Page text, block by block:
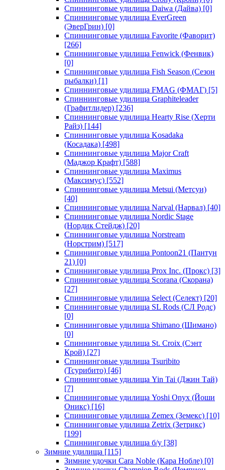
Спиннинговые удилища Daiwa (Дайва) [0]
Спиннинговые удилища EverGreen
(ЭверГрин) [0]
Спиннинговые удилища Favorite (Фаворит)
[266]
Спиннинговые удилища Fenwick (Фенвик)
[0]
Спиннинговые удилища Fish Season (Сезон
рыбалки) [1]
Спиннинговые удилища FMAG (ФМАГ) [5]
Спиннинговые удилища Graphiteleader
(Графитлидер) [236]
Спиннинговые удилища Hearty Rise (Херти
Райз) [144]
Спиннинговые удилища Kosadaka
(Косадака) [498]
Спиннинговые удилища Major Craft
(Маджор Крафт) [588]
Спиннинговые удилища Maximus
(Максимус) [552]
Спиннинговые удилища Metsui (Метсуи)
[40]
Спиннинговые удилища Narval (Нарвал) [40]
Спиннинговые удилища Nordic Stage
(Нордик Стейдж) [20]
Спиннинговые удилища Norstream
(Норстрим) [517]
Спиннинговые удилища Pontoon21 (Пантун
21) [0]
Спиннинговые удилища Prox Inc. (Прокс) [3]
Спиннинговые удилища Scorana (Скорана)
[27]
Спиннинговые удилища Select (Селект) [20]
Спиннинговые удилища SL Rods (СЛ Родс)
[0]
Спиннинговые удилища Shimano (Шимано)
[0]
Спиннинговые удилища St. Croix (Сэнт
Крой) [27]
Спиннинговые удилища Tsuribito
(Тсурибито) [46]
Спиннинговые удилища Yin Tai (Джин Тай)
[7]
Спиннинговые удилища Yoshi Onyx (Йоши
Оникс) [16]
Спиннинговые удилища Zemex (Земекс) [10]
Спиннинговые удилища Zetrix (Зетрикс)
[199]
Спиннинговые удилища б/у [38]
Зимние удилища [115]
Зимние удочки Cara Noble (Кара Нобле) [0]